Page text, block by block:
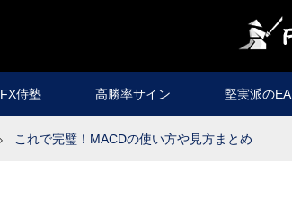
FX侍塾 高勝率サイン 堅実派のEA
これで完璧！MACDの使い方や見方まとめ